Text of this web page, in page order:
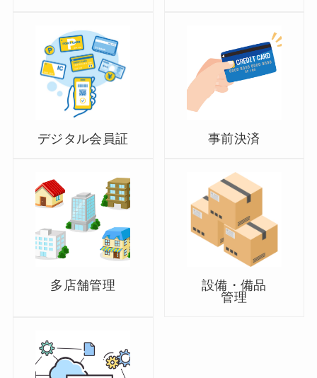
デジタル会員証 事前決済
多店舗管理
設備・備品
管理